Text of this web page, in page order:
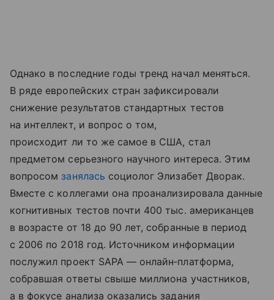
Однако в последние годы тренд начал меняться.
В ряде европейских стран зафиксировали
снижение результатов стандартных тестов
на интеллект, и вопрос о том,
происходит ли то же самое в США, стал
предметом серьезного научного интереса. Этим
вопросом занялась социолог Элизабет Дворак.
Вместе с коллегами она проанализировала данные
когнитивных тестов почти 400 тыс. американцев
в возрасте от 18 до 90 лет, собранные в период
с 2006 по 2018 год. Источником информации
послужил проект SAPA — онлайн‑платформа,
собравшая ответы свыше миллиона участников,
а в фокусе анализа оказались задания